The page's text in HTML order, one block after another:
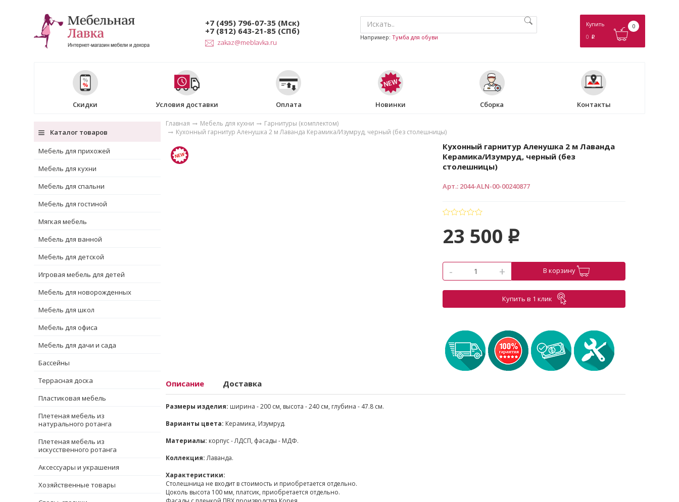
+7 (495) 796-07-35 (Мск)
+7 (812) 643-21-85 (СПб)
zakaz@meblavka.ru
Например: Тумба для обуви
Купить
0 p
0
Скидки Условия доставки Оплата Новинки Сборка Контакты
Каталог товаров
Мебель для прихожей
Мебель для кухни
Мебель для спальни
Мебель для гостиной
Мягкая мебель
Мебель для ванной
Мебель для детской
Игровая мебель для детей
Мебель для новорожденных
Мебель для школ
Мебель для офиса
Мебель для дачи и сада
Бассейны
Террасная доска
Пластиковая мебель
Плетеная мебель из
натурального ротанга
Плетеная мебель из
искусственного ротанга
Аксессуары и украшения
Хозяйственные товары
Главная Мебель для кухни
Гарнитуры (комплектом)
Кухонный гарнитур Аленушка 2 м Лаванда Керамика/Изумруд, черный (без столешницы)
Кухонный гарнитур Аленушка 2 м Лаванда
Керамика/Изумруд, черный (без
столешницы)
Арт.: 2044-ALN-00-00240877
23 500 p
- + В корзину
Купить в 1 клик
Описание Доставка
Размеры изделия: ширина - 200 см, высота - 240 см, глубина - 47.8 см.
Варианты цвета: Керамика, Изумруд.
Материалы: корпус - ЛДСП, фасады - МДФ.
Коллекция:Лаванда.
Характеристики:
Столешница не входит в стоимость и приобретается отдельно.
Цоколь высота 100 мм, платсик, приобретается отдельно.